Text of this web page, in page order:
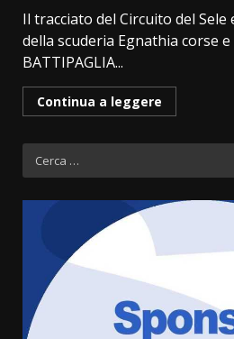
Il tracciato del Circuito del
della scuderia Egnathia corse e
BATTIPAGLIA...
Continua a leggere
Ricerca
per: